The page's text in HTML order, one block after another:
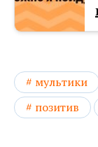
мультики
позитив